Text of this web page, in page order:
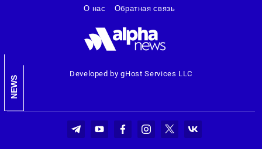
NEWS
Developed by gHost Services LLC
О нас Обратная связь